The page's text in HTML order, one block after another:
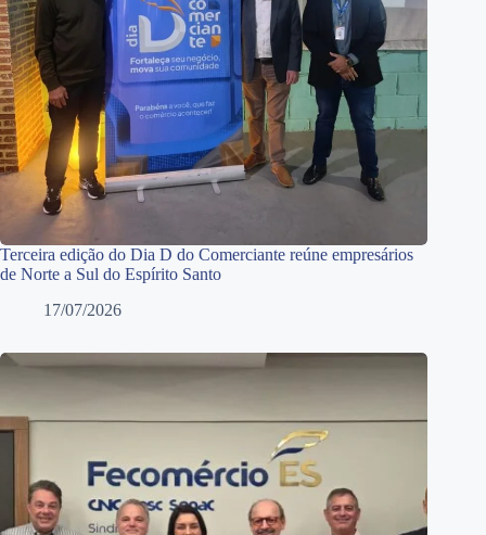
Terceira edição do Dia D do Comerciante reúne empresários
de Norte a Sul do Espírito Santo
17/07/2026